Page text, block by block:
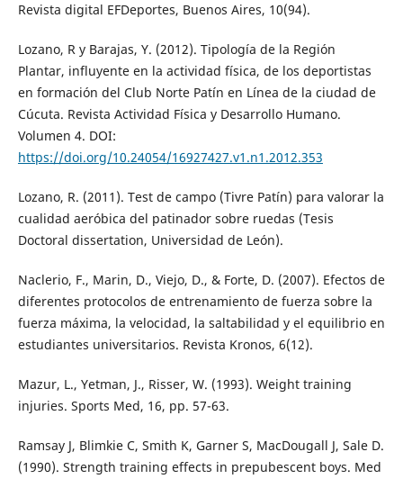
Revista digital EFDeportes, Buenos Aires, 10(94).
Lozano, R y Barajas, Y. (2012). Tipología de la Región
Plantar, influyente en la actividad física, de los deportistas
en formación del Club Norte Patín en Línea de la ciudad de
Cúcuta. Revista Actividad Física y Desarrollo Humano.
Volumen 4. DOI:
https://doi.org/10.24054/16927427.v1.n1.2012.353
Lozano, R. (2011). Test de campo (Tivre Patín) para valorar la
cualidad aeróbica del patinador sobre ruedas (Tesis
Doctoral dissertation, Universidad de León).
Naclerio, F., Marin, D., Viejo, D., & Forte, D. (2007). Efectos de
diferentes protocolos de entrenamiento de fuerza sobre la
fuerza máxima, la velocidad, la saltabilidad y el equilibrio en
estudiantes universitarios. Revista Kronos, 6(12).
Mazur, L., Yetman, J., Risser, W. (1993). Weight training
injuries. Sports Med, 16, pp. 57-63.
Ramsay J, Blimkie C, Smith K, Garner S, MacDougall J, Sale D.
(1990). Strength training effects in prepubescent boys. Med